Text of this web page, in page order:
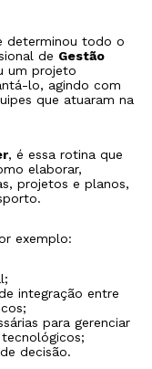
determinou todo o
de Gestão
um projeto
lo, agindo com
que atuaram na
, é essa rotina que
elaborar,
projetos e planos,
exemplo:
integração entre
para gerenciar
decisão.